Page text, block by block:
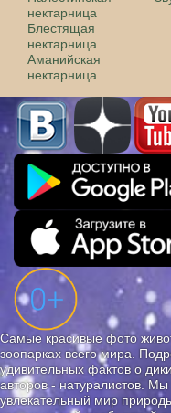
нектарница
Блестящая
нектарница
Аманийская
нектарница
Самые красивые фото
зоопарках всего мира.
удивительных фактов о
авторов - натуралистов.
увлекательный мир